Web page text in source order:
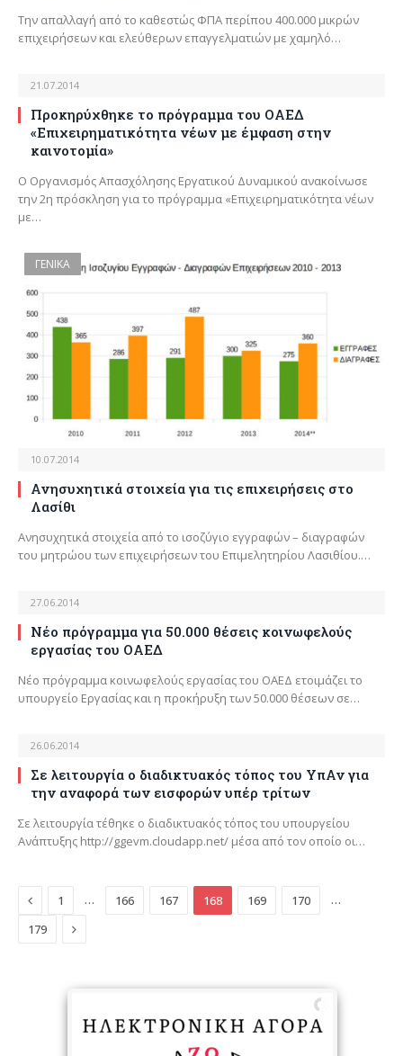
Την απαλλαγή από το καθεστώς ΦΠΑ περίπου 400.000 μικρών
επιχειρήσεων και ελεύθερων επαγγελματιών με χαμηλό…
21.07.2014
Προκηρύχθηκε το πρόγραμμα του ΟΑΕΔ
«Επιχειρηματικότητα νέων με έμφαση στην
καινοτομία»
Ο Οργανισμός Απασχόλησης Εργατικού Δυναμικού ανακοίνωσε
την 2η πρόσκληση για το πρόγραμμα «Επιχειρηματικότητα νέων
με…
ΓΕΝΙΚΑ
10.07.2014
Ανησυχητικά στοιχεία για τις επιχειρήσεις στο
Λασίθι
Ανησυχητικά στοιχεία από το ισοζύγιο εγγραφών – διαγραφών
του μητρώου των επιχειρήσεων του Επιμελητηρίου Λασιθίου.…
27.06.2014
Νέο πρόγραμμα για 50.000 θέσεις κοινωφελούς
εργασίας του ΟΑΕΔ
Νέο πρόγραμμα κοινωφελούς εργασίας του ΟΑΕΔ ετοιμάζει το
υπουργείο Εργασίας και η προκήρυξη των 50.000 θέσεων σε…
26.06.2014
Σε λειτουργία ο διαδικτυακός τόπος του ΥπΑν για
την αναφορά των εισφορών υπέρ τρίτων
Σε λειτουργία τέθηκε ο διαδικτυακός τόπος του υπουργείου
Ανάπτυξης http://ggevm.cloudapp.net/ μέσα από τον οποίο οι…
Previous
1 … 166 167 168 169 170
…
179
Next